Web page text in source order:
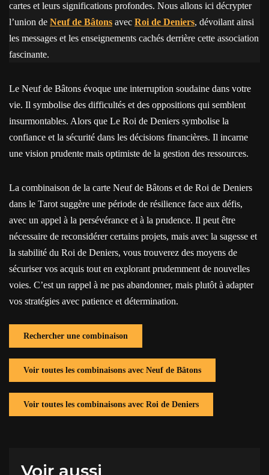
cartes et leurs significations profondes. Nous allons ici décrypter
l’union de Neuf de Bâtons avec Roi de Deniers, dévoilant ainsi
les messages et les enseignements cachés derrière cette association
fascinante.
Le Neuf de Bâtons évoque une interruption soudaine dans votre
vie. Il symbolise des difficultés et des oppositions qui semblent
insurmontables. Alors que Le Roi de Deniers symbolise la
confiance et la sécurité dans les décisions financières. Il incarne
une vision prudente mais optimiste de la gestion des ressources.
La combinaison de la carte Neuf de Bâtons et de Roi de Deniers
dans le Tarot suggère une période de résilience face aux défis,
avec un appel à la persévérance et à la prudence. Il peut être
nécessaire de reconsidérer certains projets, mais avec la sagesse et
la stabilité du Roi de Deniers, vous trouverez des moyens de
sécuriser vos acquis tout en explorant prudemment de nouvelles
voies. C’est un rappel à ne pas abandonner, mais plutôt à adapter
vos stratégies avec patience et détermination.
Rechercher une combinaison
Voir toutes les combinaisons avec Neuf de Bâtons
Voir toutes les combinaisons avec Roi de Deniers
Voir aussi